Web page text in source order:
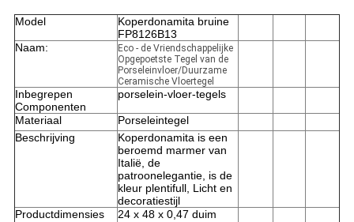
Model
Koperdonamita bruine
FP8126B13
Naam:
Eco - de Vriendschappelijke
Opgepoetste Tegel van de
Porseleinvloer/Duurzame
Ceramische Vloertegel
Inbegrepen
Componenten
porselein-vloer-tegels
Materiaal
Porseleintegel
Beschrijving
Koperdonamita is een
beroemd marmer van
Italië, de
patroonelegantie, is de
kleur plentifull, Licht en
decoratiestijl
Productdimensies
24 x 48 x 0,47 duim